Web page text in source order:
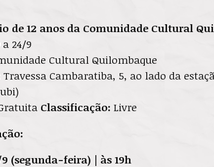
de 12 anos da Comunidade Cultural
a 24/9
Cultural Quilombaque
Travessa Cambaratiba, 5, ao lado da
Classificação: Livre
9 (segunda-feira) | às 19h